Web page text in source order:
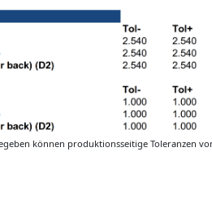
können produktionsseitige Toleranzen